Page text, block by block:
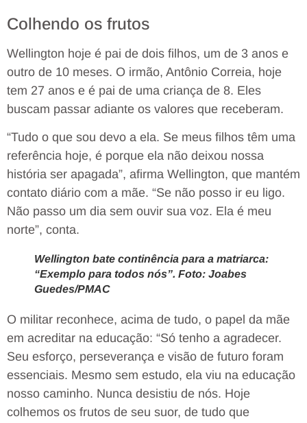
Colhendo os frutos
Wellington hoje é pai de dois filhos, um de 3 anos e
outro de 10 meses. O irmão, Antônio Correia, hoje
tem 27 anos e é pai de uma criança de 8. Eles
buscam passar adiante os valores que receberam.
“Tudo o que sou devo a ela. Se meus filhos têm uma
referência hoje, é porque ela não deixou nossa
história ser apagada”, afirma Wellington, que mantém
contato diário com a mãe. “Se não posso ir eu ligo.
Não passo um dia sem ouvir sua voz. Ela é meu
norte”, conta.
Wellington bate continência para a matriarca:
“Exemplo para todos nós”. Foto: Joabes
Guedes/PMAC
O militar reconhece, acima de tudo, o papel da mãe
em acreditar na educação: “Só tenho a agradecer.
Seu esforço, perseverança e visão de futuro foram
essenciais. Mesmo sem estudo, ela viu na educação
nosso caminho. Nunca desistiu de nós. Hoje
colhemos os frutos de seu suor, de tudo que